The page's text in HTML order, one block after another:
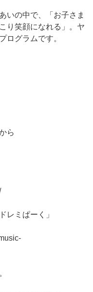
いの中で、「お子さま
り笑顔になれる」。ヤ
ログラムです。
ら
レミぱーく」